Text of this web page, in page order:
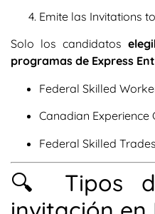
Emite las Invitations
Solo los candidatos
programas de Express
Federal Skilled
Canadian Experience
Federal Skilled
🔍 Tipos